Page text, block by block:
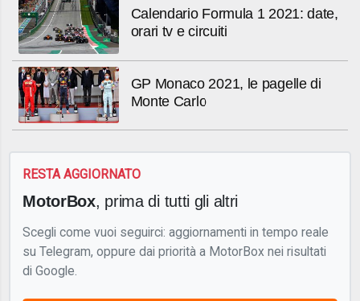
Calendario Formula 1 2021: date,
orari tv e circuiti
GP Monaco 2021, le pagelle di
Monte Carlo
RESTA AGGIORNATO
MotorBox, prima di tutti gli altri
Scegli come vuoi seguirci: aggiornamenti in tempo reale
su Telegram, oppure dai priorità a MotorBox nei risultati
di Google.